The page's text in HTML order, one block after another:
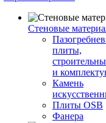
Стеновые
плиты,
и
Камень
Плиты OSB
Фанера